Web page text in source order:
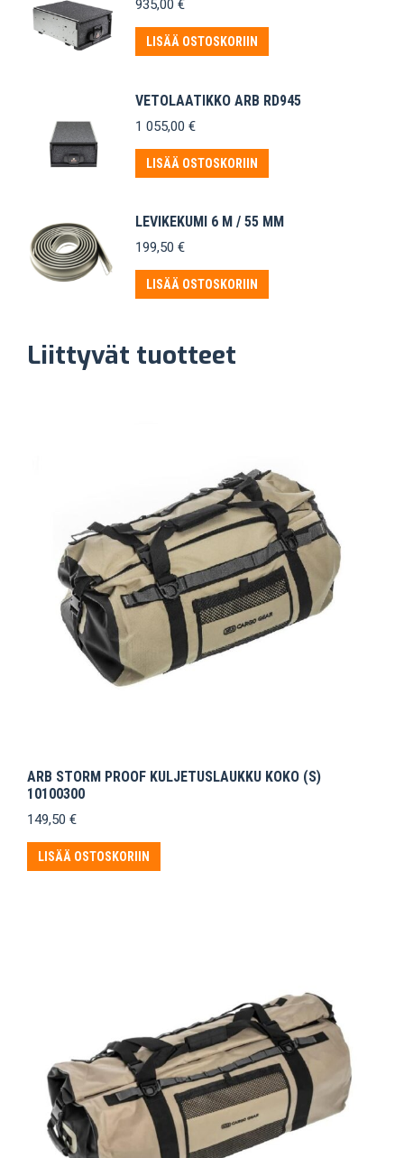
935,00 €
LISÄÄ OSTOSKORIIN
VETOLAATIKKO ARB RD945
1 055,00 €
LISÄÄ OSTOSKORIIN
LEVIKEKUMI 6 M / 55 MM
199,50 €
LISÄÄ OSTOSKORIIN
Liittyvät tuotteet
ARB STORM PROOF KULJETUSLAUKKU KOKO (S)
10100300
149,50 €
LISÄÄ OSTOSKORIIN